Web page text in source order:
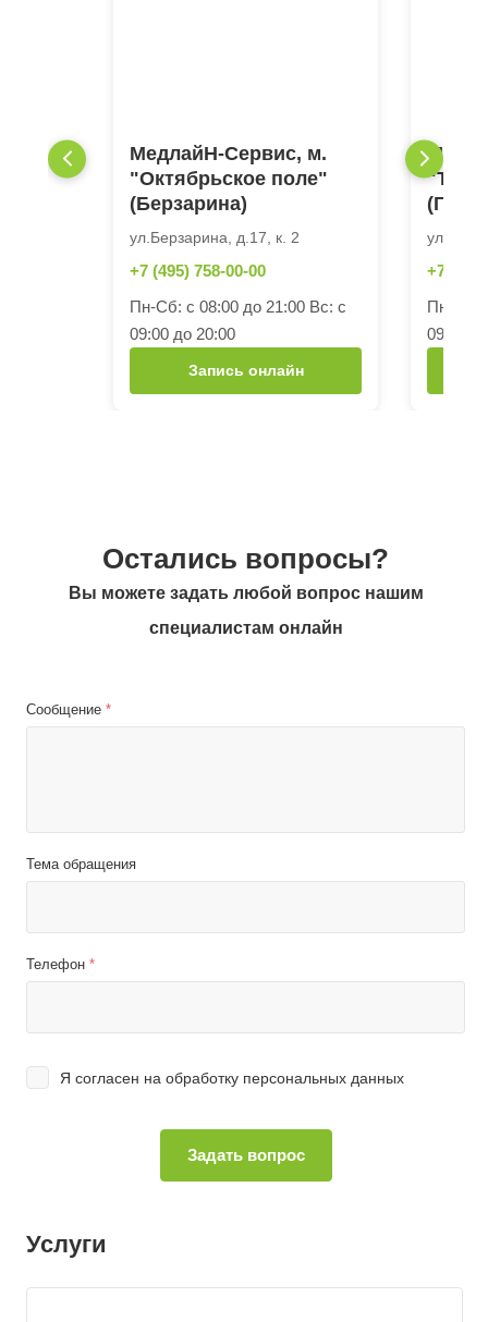
МедлайН-Сервис, м.
"Октябрьское поле"
(Берзарина)
ул.Берзарина, д.17, к. 2
+7 (495) 758-00-00
Пн-Сб: с 08:00 до 21:00 Вс: с
09:00 до 20:00
Запись онлайн
ул.
+7
Пн-Сб:
09:00
Остались вопросы?
Вы можете задать любой вопрос нашим
специалистам онлайн
Сообщение *
Тема обращения
Телефон *
Я согласен на обработку персональных данных
Услуги